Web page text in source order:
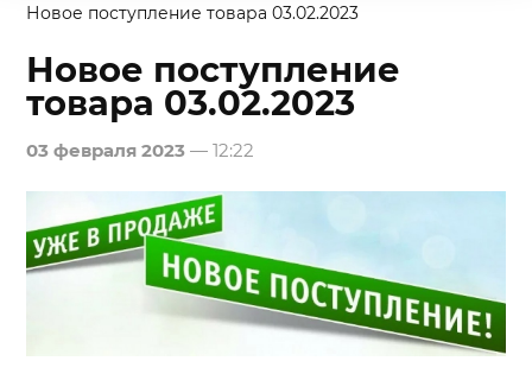
Новое поступление товара 03.02.2023
Новое поступление
товара 03.02.2023
03 февраля 2023 — 12:22